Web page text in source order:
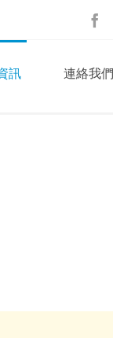
訊 連絡我們